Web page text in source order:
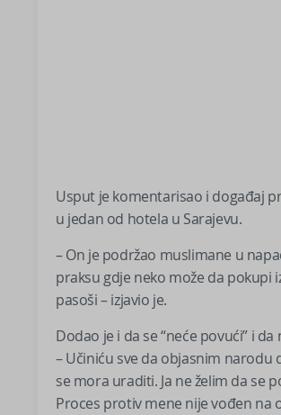
Usput je komentarisao i događaj
u jedan od hotela u Sarajevu.
– On je podržao muslimane u
praksu gdje neko može da pokupi
pasoši – izjavio je.
Dodao je i da se “neće povući” i da
– Učiniću sve da objasnim narodu
se mora uraditi. Ja ne želim da se
Proces protiv mene nije vođen na